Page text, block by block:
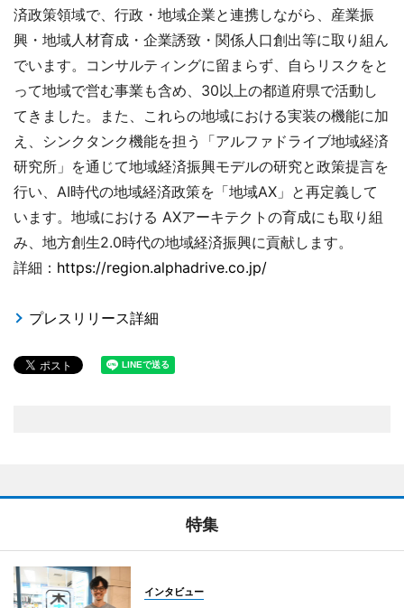
済政策領域で、行政・地域企業と連携しながら、産業振
興・地域人材育成・企業誘致・関係人口創出等に取り組ん
でいます。コンサルティングに留まらず、自らリスクをと
って地域で営む事業も含め、30以上の都道府県で活動し
てきました。また、これらの地域における実装の機能に加
え、シンクタンク機能を担う「アルファドライブ地域経済
研究所」を通じて地域経済振興モデルの研究と政策提言を
行い、AI時代の地域経済政策を「地域AX」と再定義して
います。地域における AXアーキテクトの育成にも取り組
み、地方創生2.0時代の地域経済振興に貢献します。
詳細： https://region.alphadrive.co.jp/
プレスリリース詳細
特集
インタビュー